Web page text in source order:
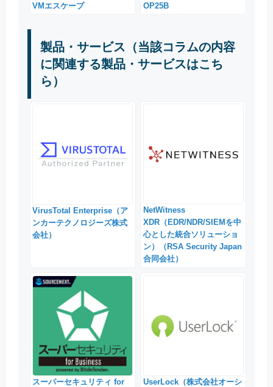
VMエスケープ OP25B
製品・サービス（当該コラムの内容
に関連する製品・サービスはこち
ら）
VirusTotal Enterprise（ア
ンカーテクノロジーズ株式
会社）
NetWitness
XDR（EDR/NDR/SIEMを中
心とした統合ソリューショ
ン）（RSA Security Japan
合同会社）
スーパーセキュリティ for
UserLock（株式会社オーシ